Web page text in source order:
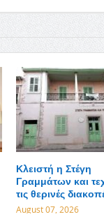
Κλειστή η Στέγη
Γραμμάτων και
τις θερινές
August 07, 2026